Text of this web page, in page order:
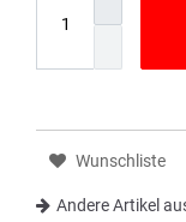
Wunschliste
Andere Artikel